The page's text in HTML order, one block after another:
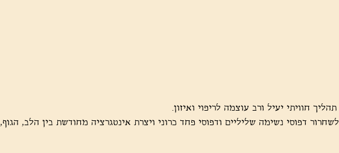
חוויתי יעיל ורב עוצמה לריפוי ואיזון.
דפוסי נשימה שליליים ודפוסי פחד כרוני ויצרת אינטגרציה מחודשת בין הלב, הגוף,